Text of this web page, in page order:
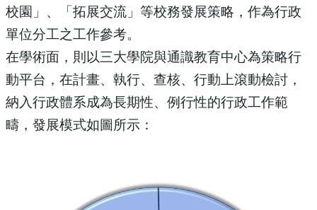
校園」、「拓展交流」等校務發展策略，作為行政
單位分工之工作參考。
在學術面，則以三大學院與通識教育中心為策略行
動平台，在計畫、執行、查核、行動上滾動檢討，
納入行政體系成為長期性、例行性的行政工作範
疇，發展模式如圖所示：